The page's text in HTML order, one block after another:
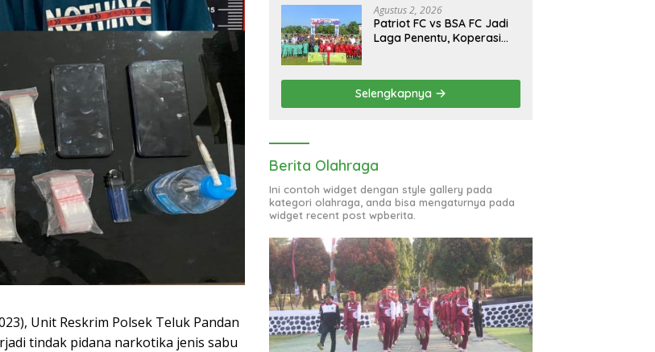
Unit Reskrim Polsek Teluk Pandan
tindak pidana narkotika jenis sabu
Danbrigif Cup I
Agustus 2, 2026
Patriot FC vs BSA FC Jadi
Laga Penentu, Koperasi
Selengkapnya
Berita Olahraga
Ini contoh widget dengan style gallery pada
kategori olahraga, anda bisa mengaturnya pada
widget recent post wpberita.